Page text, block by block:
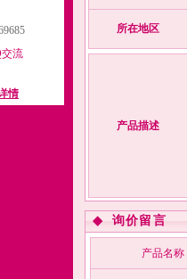
情
所在地区
产品描述
◆ 询价留言
产品名称